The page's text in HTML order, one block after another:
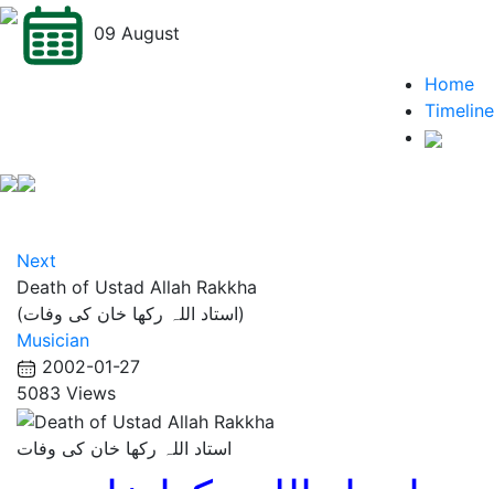
09 August
Home
Timeline
Next
Death of Ustad Allah Rakkha
(استاد اللہ رکھا خان کی وفات)
Musician
2002-01-27
5083 Views
استاد اللہ رکھا خان کی وفات